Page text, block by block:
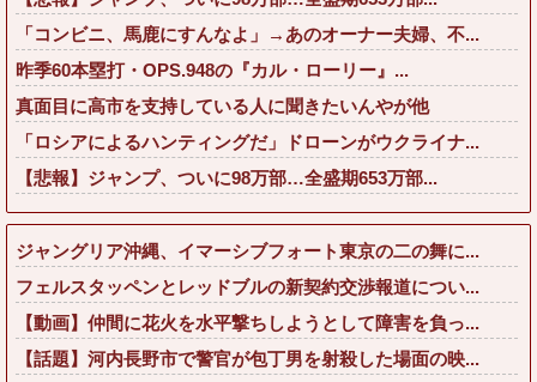
「コンビニ、馬鹿にすんなよ」→あのオーナー夫婦、不...
昨季60本塁打・OPS.948の『カル・ローリー』...
真面目に高市を支持している人に聞きたいんやが他
「ロシアによるハンティングだ」ドローンがウクライナ...
【悲報】ジャンプ、ついに98万部…全盛期653万部...
ジャングリア沖縄、イマーシブフォート東京の二の舞に...
フェルスタッペンとレッドブルの新契約交渉報道につい...
【動画】仲間に花火を水平撃ちしようとして障害を負っ...
【話題】河内長野市で警官が包丁男を射殺した場面の映...